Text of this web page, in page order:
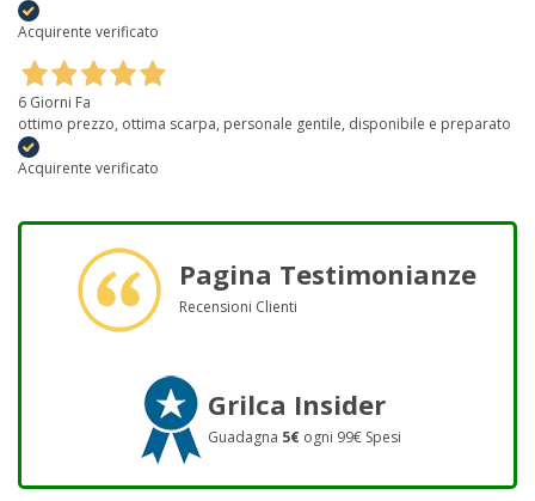
Acquirente verificato
6 Giorni Fa
ottimo prezzo, ottima scarpa, personale gentile, disponibile e preparato
Acquirente verificato
Pagina Testimonianze
Recensioni Clienti
Grilca Insider
Guadagna 5€ ogni 99€ Spesi